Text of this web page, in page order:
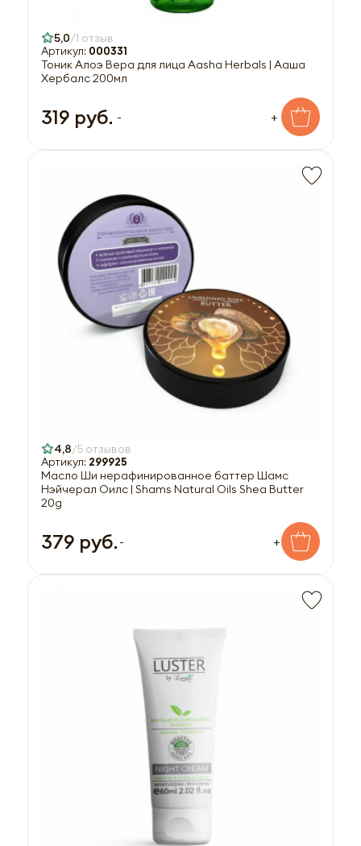
5,0 1 отзыв
Артикул: 000331
Тоник Алоэ Вера для лица Aasha Herbals | Ааша
Хербалс 200мл
319 руб. - +
4,8 5 отзывов
Артикул: 299925
Масло Ши нерафинированное баттер Шамс
Нэйчерал Оилс | Shams Natural Oils Shea Butter
20g
379 руб. - +